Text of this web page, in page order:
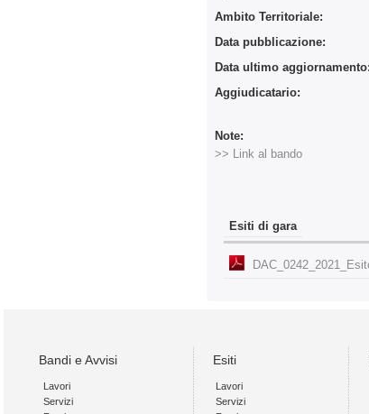
Ambito Territoriale:
Data pubblicazione:
Data ultimo aggiornamento:
Aggiudicatario:
Note:
>> Link al bando
Esiti di gara
Bandi e Avvisi
Lavori
Servizi
Esiti
Lavori
Servizi